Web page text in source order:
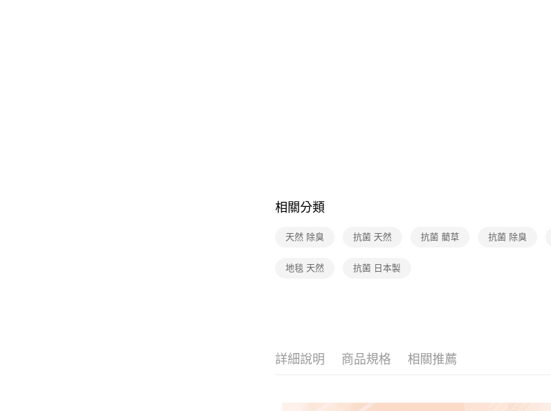
相關分類
天然 除臭 抗菌 天然 抗菌 藺草 抗菌 除臭
地毯 天然 抗菌 日本製
詳細說明 商品規格 相關推薦